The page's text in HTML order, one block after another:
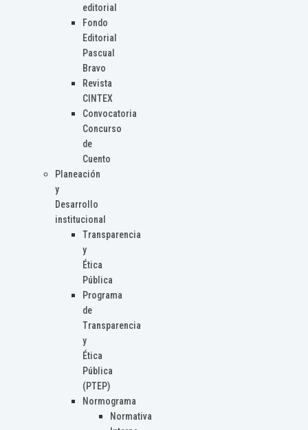
editorial
Fondo
Editorial
Pascual
Bravo
Revista
CINTEX
Convocatoria
Concurso
de
Cuento
Planeación
y
Desarrollo
institucional
Transparencia
y
Ética
Pública
Programa
de
Transparencia
y
Ética
Pública
(PTEP)
Normograma
Normativa